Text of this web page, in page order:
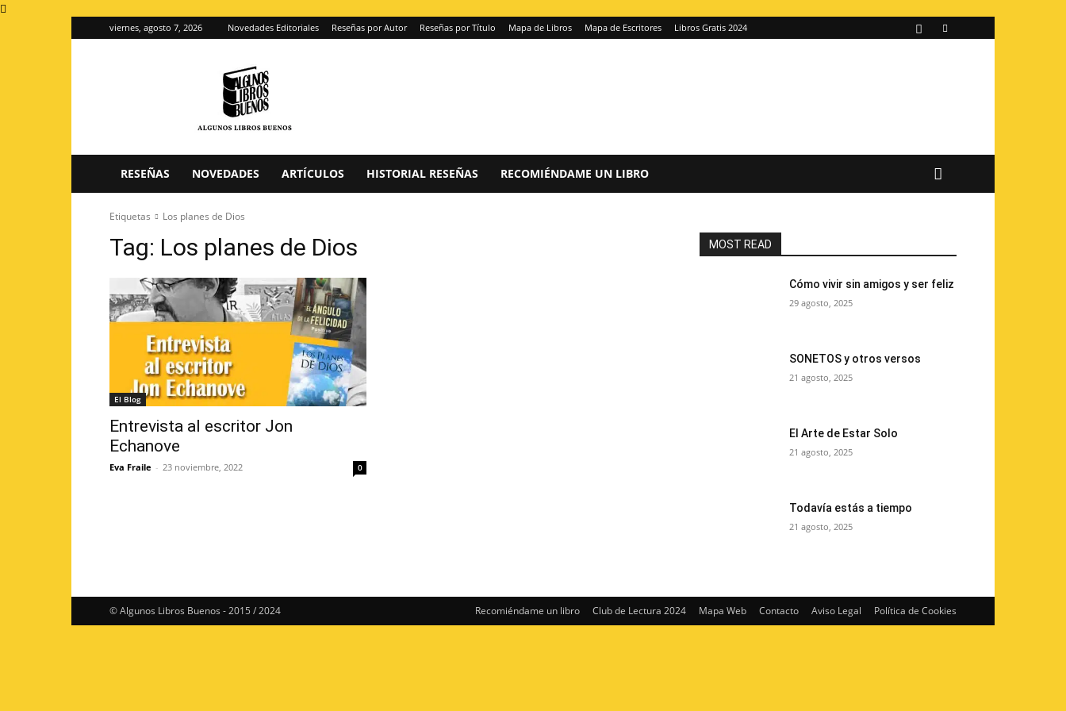
viernes, agosto 7, 2026 Novedades Editoriales Reseñas por Autor Reseñas por Título Mapa de Libros Mapa de Escritores Libros Gratis 2024
de
reseñas
RESEÑAS NOVEDADES ARTÍCULOS HISTORIAL RESEÑAS RECOMIÉNDAME UN LIBRO
Etiquetas Los planes de Dios
Tag: Los planes de Dios
El Blog
Entrevista al escritor Jon
Echanove
Eva Fraile - 23 noviembre, 2022 0
MOST READ
Cómo vivir sin amigos y ser feliz
29 agosto, 2025
SONETOS y otros versos
21 agosto, 2025
El Arte de Estar Solo
21 agosto, 2025
Todavía estás a tiempo
21 agosto, 2025
Recomiéndame un libro Club de Lectura 2024 Mapa Web Contacto Aviso Legal Política de Cookies
© Algunos Libros Buenos - 2015 / 2024